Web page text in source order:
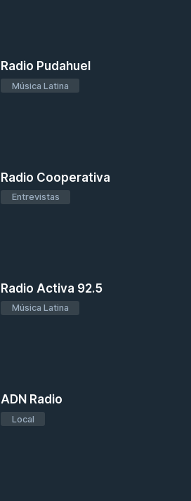
Radio Pudahuel
Música Latina
Radio Cooperativa
Entrevistas
Radio Activa 92.5
Música Latina
ADN Radio
Local